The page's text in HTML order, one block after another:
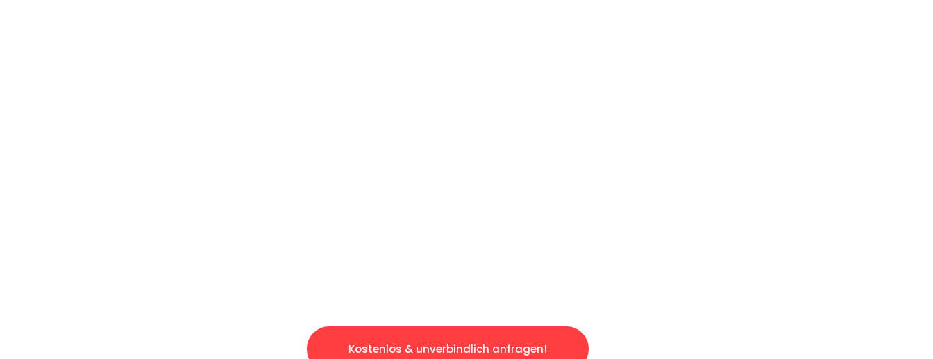
Kostenlos & unverbindlich anfragen!